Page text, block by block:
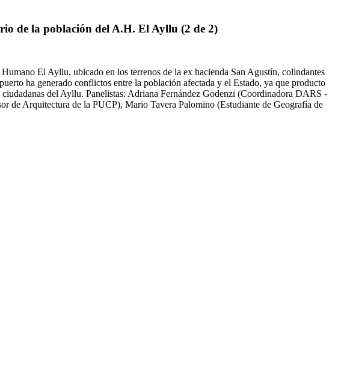
de la población del A.H. El Ayllu (2 de 2)
El Ayllu, ubicado en los terrenos de la ex hacienda San Agustí­n, colindantes
ha generado conflictos entre la población afectada y el Estado, ya que producto
del Ayllu. Panelistas: Adriana Fernández Godenzi (Coordinadora DARS -
de Arquitectura de la PUCP), Mario Tavera Palomino (Estudiante de Geografí­a de